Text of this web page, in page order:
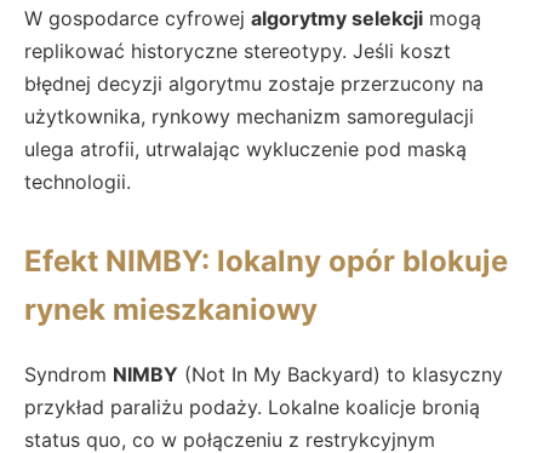
W gospodarce cyfrowej algorytmy selekcji mogą
replikować historyczne stereotypy. Jeśli koszt
błędnej decyzji algorytmu zostaje przerzucony na
użytkownika, rynkowy mechanizm samoregulacji
ulega atrofii, utrwalając wykluczenie pod maską
technologii.
Efekt NIMBY: lokalny opór blokuje
rynek mieszkaniowy
Syndrom NIMBY (Not In My Backyard) to klasyczny
przykład paraliżu podaży. Lokalne koalicje bronią
status quo, co w połączeniu z restrykcyjnym